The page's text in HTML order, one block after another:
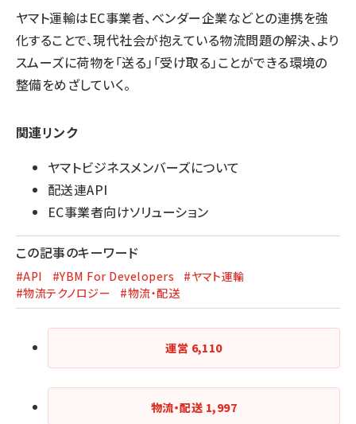
ヤマト運輸はEC事業者、ベンダー企業などとの連携を強
化することで、現代社会が抱えている物流問題の解決、より
スムーズに荷物を「送る」「受け取る」ことができる環境の
整備をめざしていく。
関連リンク
ヤマトビジネスメンバーズについて
配送連API
EC事業者向けソリューション
この記事のキーワード
#API #YBM For Developers
#ヤマト運輸
#物流テクノロジー
#物流・配送
運営 6,110
物流・配送 1,997